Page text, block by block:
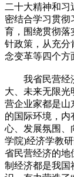
二十大精神和
密结合学习贯彻
育，围绕贯彻落
针政策，从充分
念变革等四个方
我省民营经济
大、未来无限光
营企业家都是山
的国际环境，内
心、发展氛围、
学院)经济学教
省民营经济的地
制经济都是我国